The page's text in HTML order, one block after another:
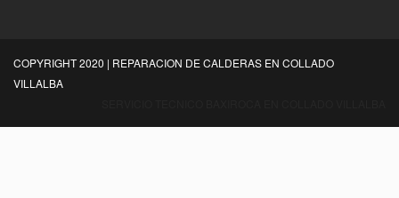
COPYRIGHT 2020 | REPARACION DE CALDERAS EN COLLADO
VILLALBA